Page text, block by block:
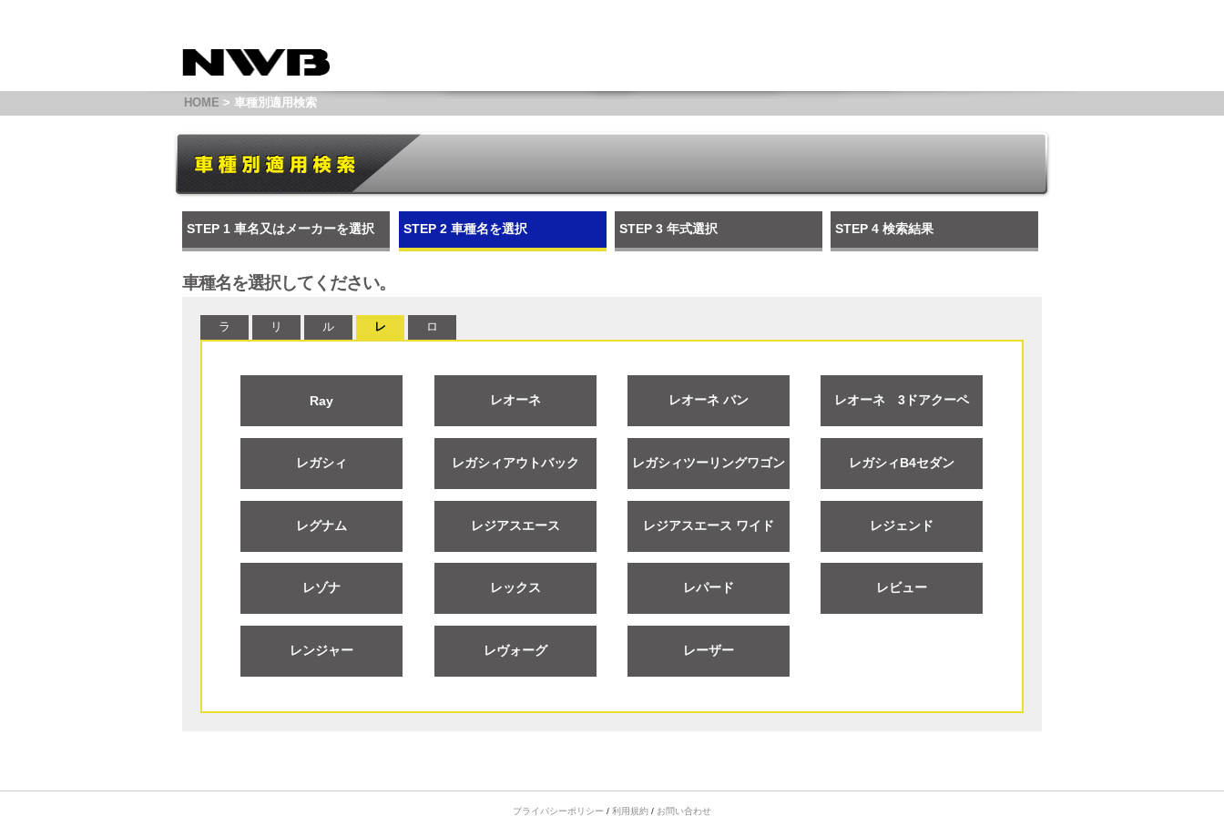
HOME > 車種別適用検索
STEP 1車名又はメーカーを選択 STEP 2 車種名を選択 STEP 3 年式選択 STEP 4検索結果
車種名を選択してください。
ラ リ ル レ ロ
Ray レオーネ レオーネ バン レオーネ 3ドアクーペ
レガシィ レガシィアウトバック レガシィツーリングワゴン レガシィB4セダン
レグナム レジアスエース レジアスエース ワイド レジェンド
レゾナ レックス レパード レビュー
レンジャー レヴォーグ レーザー
プライバシーポリシー / 利用規約 / お問い合わせ